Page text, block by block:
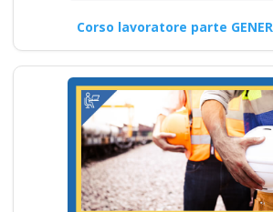
Corso Datore di Lavoro
pratico su HACCP per
ristorazione
Continua
Corso lavoratore parte